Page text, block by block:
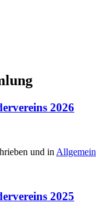
2026
und in Allgemein
2025